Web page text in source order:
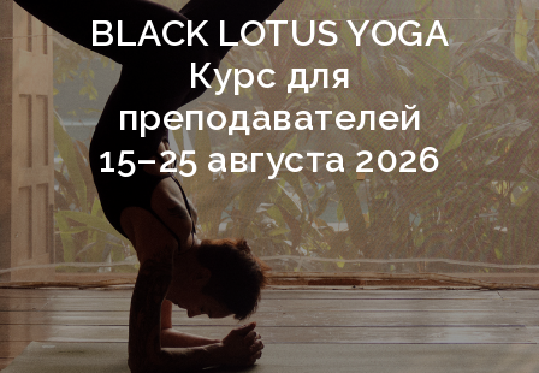
BLACK LOTUS YOGA
Курс для
преподавателей
15–25 августа 2026